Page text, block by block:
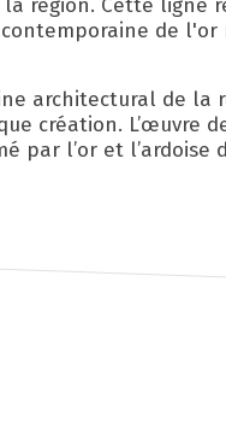
la région. Cette
de
architectural de la
création. L’œuvre
par l’or et l’ardoise